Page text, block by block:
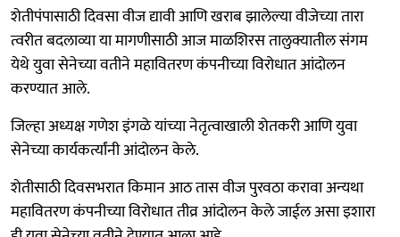
शेतीपंपासाठी दिवसा वीज द्यावी आणि खराब झालेल्या वीजेच्या तारा
त्वरीत बदलाव्या या मागणीसाठी आज माळशिरस तालुक्यातील संगम
येथे युवा सेनेच्या वतीने महावितरण कंपनीच्या विरोधात आंदोलन
करण्यात आले.
जिल्हा अध्यक्ष गणेश इंगळे यांच्या नेतृत्वाखाली शेतकरी आणि युवा
सेनेच्या कार्यकर्त्यांनी आंदोलन केले.
शेतीसाठी दिवसभरात किमान आठ तास वीज पुरवठा करावा अन्यथा
महावितरण कंपनीच्या विरोधात तीव्र आंदोलन केले जाईल असा इशारा